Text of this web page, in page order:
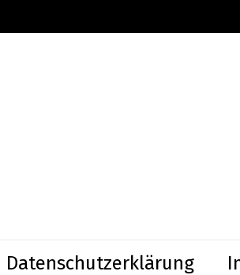
Datenschutzerklärung